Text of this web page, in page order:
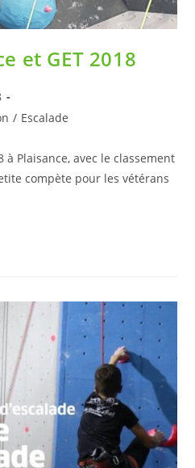
et GET 2018
/ Escalade
à Plaisance, avec le classement
compète pour les vétérans